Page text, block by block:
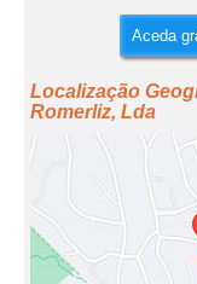
Aceda
Localização
Romerliz, Lda